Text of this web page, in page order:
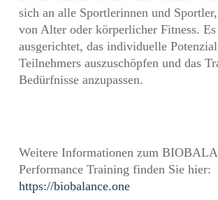
sich an alle Sportlerinnen und
von Alter oder körperlicher Fitness.
ausgerichtet, das individuelle
Teilnehmers auszuschöpfen und das
Bedürfnisse anzupassen.
Weitere Informationen zum
Performance Training finden Sie hier:
https://biobalance.one